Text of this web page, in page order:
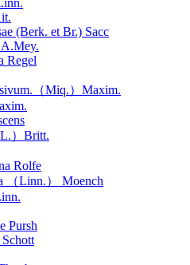
(Berk. et Br.) Sacc
Regel
（Miq.）Maxim.
）Britt.
Rolfe
（Linn.） Moench
Pursh